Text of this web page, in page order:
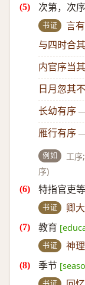
次第，次序
书证 言
与四时合
内官序当
日月忽其
长幼有序
雁行有序
例如
工
序)
特指官吏
书证 卿
教育
书证 神
季节